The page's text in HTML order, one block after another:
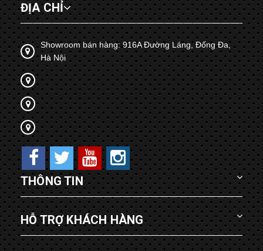
ĐỊA CHỈ
Showroom bán hàng: 916A Đường Láng, Đống Đa,
Hà Nội
THÔNG TIN
HỖ TRỢ KHÁCH HÀNG